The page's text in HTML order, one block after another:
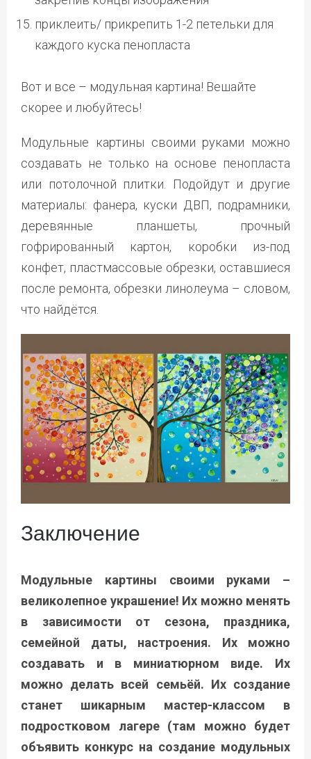
приклеить/ прикрепить 1-2 петельки для
каждого куска пенопласта
Вот и все – модульная картина! Вешайте
скорее и любуйтесь!
Модульные картины своими руками можно
создавать не только на основе пенопласта
или потолочной плитки. Подойдут и другие
материалы: фанера, куски ДВП, подрамники,
деревянные планшеты, прочный
гофрированный картон, коробки из-под
конфет, пластмассовые обрезки, оставшиеся
после ремонта, обрезки линолеума – словом,
что найдётся.
Заключение
Модульные картины своими руками –
великолепное украшение! Их можно менять
в зависимости от сезона, праздника,
семейной даты, настроения. Их можно
создавать и в миниатюрном виде. Их
можно делать всей семьёй. Их создание
станет шикарным мастер-классом в
подростковом лагере (там можно будет
объявить конкурс на создание модульных